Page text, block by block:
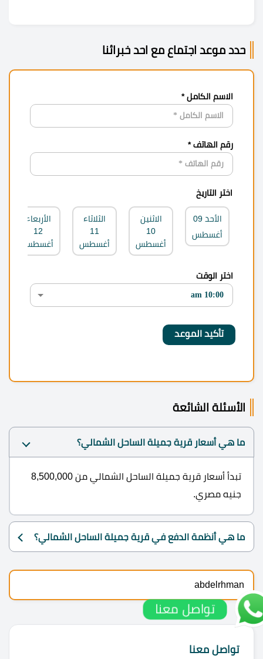
حدد موعد اجتماع مع احد خبرائنا
الاسم الكامل *
رقم الهاتف *
اختر التاريخ
الأحد 09
أغسطس
الاثنين
10
أغسطس
الثلاثاء
11
أغسطس
الأربعاء
12
أغسطس
اختر الوقت
الأسئلة الشائعة
ما هي أسعار قرية جميلة الساحل الشمالي؟
تبدأ أسعار قرية جميلة الساحل الشمالي من 8,500,000
جنيه مصري.
ما هي أنظمة الدفع في قرية جميلة الساحل الشمالي؟
abdelrhman
تواصل معنا
تواصل معنا